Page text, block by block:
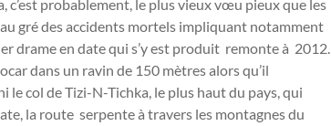
c’est probablement, le plus vieux vœu pieux que les
gré des accidents mortels impliquant notamment
drame en date qui s’y est produit remonte à 2012.
dans un ravin de 150 mètres alors qu’il
col de Tizi-N-Tichka, le plus haut du pays, qui
la route serpente à travers les montagnes du